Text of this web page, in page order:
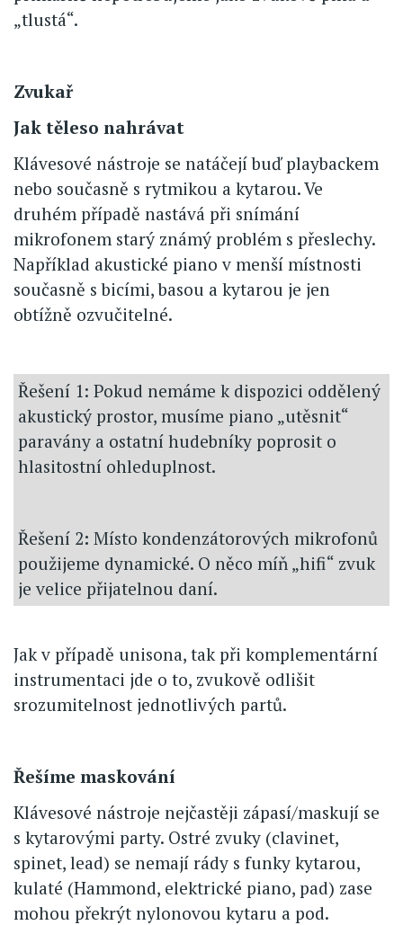
„tlustá“.
Zvukař
Jak těleso nahrávat
Klávesové nástroje se natáčejí buď playbackem
nebo současně s rytmikou a kytarou. Ve
druhém případě nastává při snímání
mikrofonem starý známý problém s přeslechy.
Například akustické piano v menší místnosti
současně s bicími, basou a kytarou je jen
obtížně ozvučitelné.
Řešení 1: Pokud nemáme k dispozici oddělený
akustický prostor, musíme piano „utěsnit“
paravány a ostatní hudebníky poprosit o
hlasitostní ohleduplnost.
Řešení 2: Místo kondenzátorových mikrofonů
použijeme dynamické. O něco míň „hifi“ zvuk
je velice přijatelnou daní.
Jak v případě unisona, tak při komplementární
instrumentaci jde o to, zvukově odlišit
srozumitelnost jednotlivých partů.
Řešíme maskování
Klávesové nástroje nejčastěji zápasí/maskují se
s kytarovými party. Ostré zvuky (clavinet,
spinet, lead) se nemají rády s funky kytarou,
kulaté (Hammond, elektrické piano, pad) zase
mohou překrýt nylonovou kytaru a pod.